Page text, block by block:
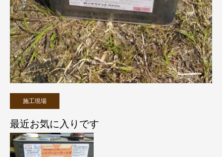
施工現場
最近お気に入りです